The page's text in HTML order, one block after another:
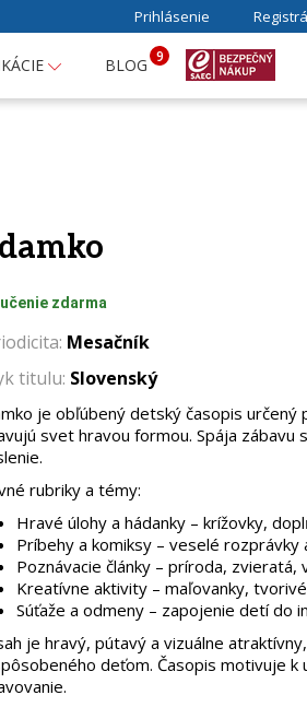
Prihlásenie
BLOG 9
zdarma
Mesačník
titulu: Slovenský
je obľúbený detský časopis určený
svet hravou formou. Spája zábavu
rubriky a témy:
Hravé úlohy a hádanky – krížovky,
Príbehy a komiksy – veselé
Poznávacie články – príroda,
Kreatívne aktivity – maľovanky,
Súťaže a odmeny – zapojenie detí do
je hravý, pútavý a vizuálne
deťom. Časopis motivuje k